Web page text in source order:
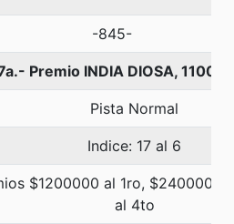
-845-
Premio INDIA DIOSA, 1100
Pista Normal
Indice: 17 al 6
$1200000 al 1ro, $240000
al 4to